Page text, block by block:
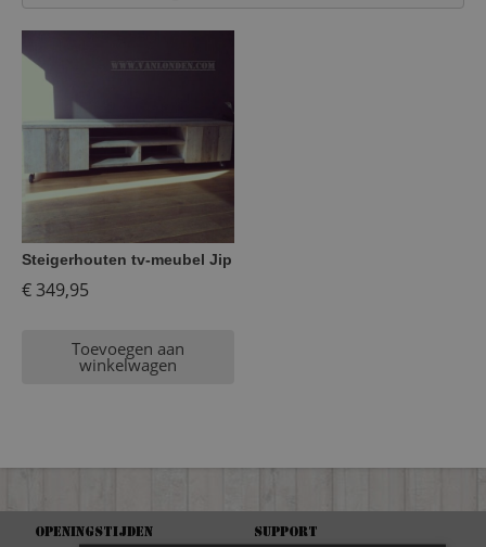
Steigerhouten tv-meubel Jip
€349,95
Toevoegen aan
winkelwagen
Openingstijden Support